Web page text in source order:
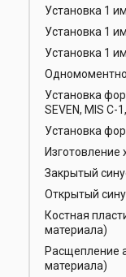
Установка 1
Установка 1
Установка 1
Установка
SEVEN, MIS C-
Установка
Изготовление
Закрытый
Открытый
Костная
материала)
Расщепление
материала)